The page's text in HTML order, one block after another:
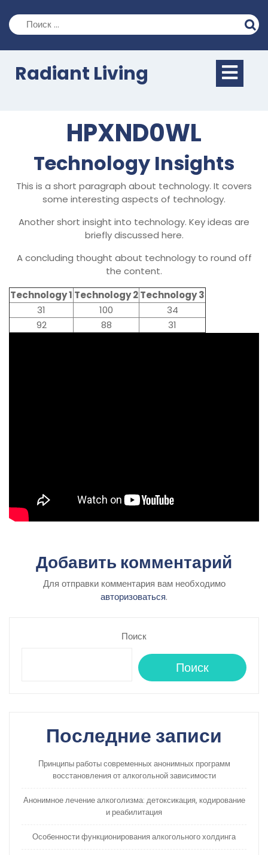
содержимому
Radiant Living
HPXND0WL
Technology Insights
This is a short paragraph about technology. It covers
some interesting aspects of technology.
Another short insight into technology. Key ideas are
briefly discussed here.
A concluding thought about technology to round off
the content.
Technology 1 Technology 2Technology 3
31
100
34
92
88 31
Добавить комментарий
Для отправки комментария вам необходимо
авторизоваться.
Поиск
Поиск
Последние записи
Принципы работы современных анонимных программ
восстановления от алкогольной зависимости
Анонимное лечение алкоголизма: детоксикация, кодирование
и реабилитация
Особенности функционирования алкогольного холдинга